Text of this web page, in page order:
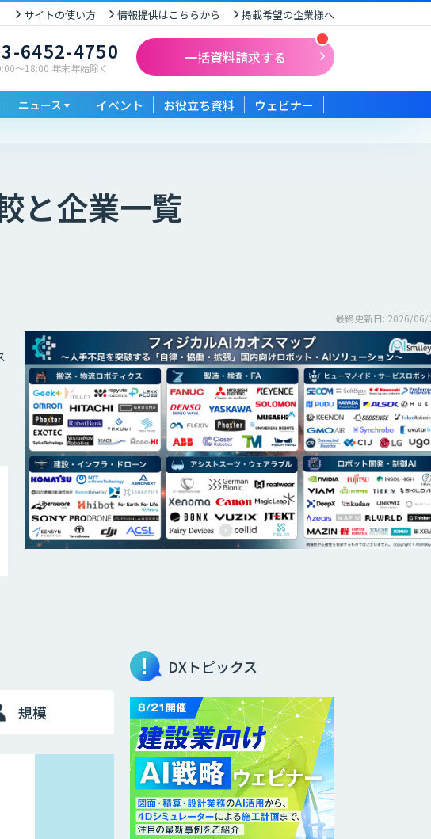
サイトの使い方 情報提供はこちらから 掲載希望の企業様へ
6452-4750
〜18:00 年末年始除く
一括資料請求する
ニュース イベント お役立ち資料 ウェビナー
と企業一覧
最終更新日: 2026/06/
規模
DXトピックス